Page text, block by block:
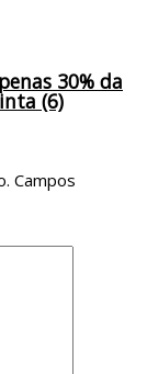
30% da
(6)
Campos